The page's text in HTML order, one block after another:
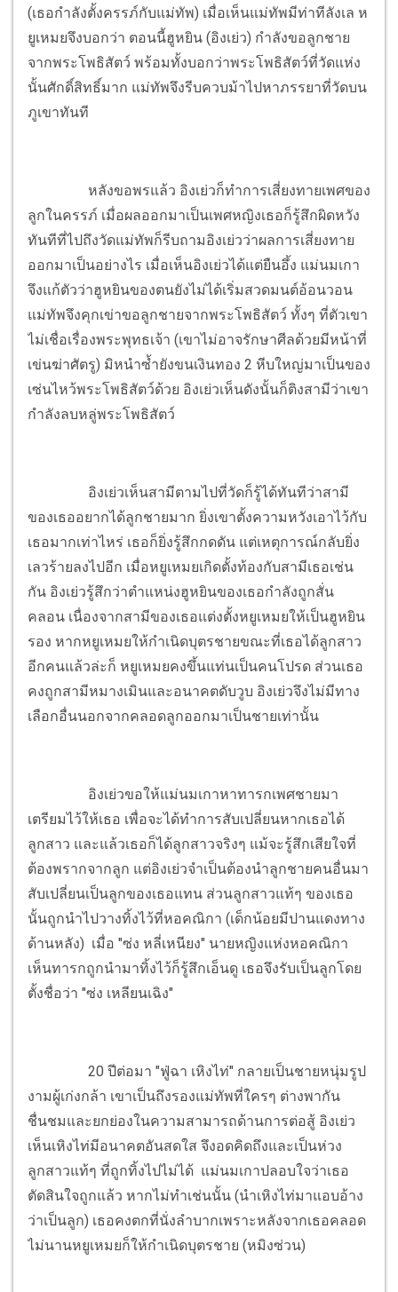
(เธอกำลังตั้งครรภ์กับแม่ทัพ) เมื่อเห็นแม่ทัพมีท่าทีลังเล ห
ยูเหมยจึงบอกว่า ตอนนี้ฮูหยิน (อิงเย่ว) กำลังขอลูกชาย
จากพระโพธิสัตว์ พร้อมทั้งบอกว่าพระโพธิสัตว์ที่วัดแห่ง
นั้นศักดิ์สิทธิ์มาก แม่ทัพจึงรีบควบม้าไปหาภรรยาที่วัดบน
ภูเขาทันที
หลังขอพรแล้ว อิงเย่วก็ทำการเสี่ยงทายเพศของ
ลูกในครรภ์ เมื่อผลออกมาเป็นเพศหญิงเธอก็รู้สึกผิดหวัง
ทันทีที่ไปถึงวัดแม่ทัพก็รีบถามอิงเย่วว่าผลการเสี่ยงทาย
ออกมาเป็นอย่างไร เมื่อเห็นอิงเย่วได้แต่ยืนอึ้ง แม่นมเกา
จึงแก้ตัวว่าฮูหยินของตนยังไม่ได้เริ่มสวดมนต์อ้อนวอน
แม่ทัพจึงคุกเข่าขอลูกชายจากพระโพธิสัตว์ ทั้งๆ ที่ตัวเขา
ไม่เชื่อเรื่องพระพุทธเจ้า (เขาไม่อาจรักษาศีลด้วยมีหน้าที่
เข่นฆ่าศัตรู) มิหนำซ้ำยังขนเงินทอง 2 หีบใหญ่มาเป็นของ
เซ่นไหว้พระโพธิสัตว์ด้วย อิงเย่วเห็นดังนั้นก็ติงสามีว่าเขา
กำลังลบหลู่พระโพธิสัตว์
อิงเย่วเห็นสามีตามไปที่วัดก็รู้ได้ทันทีว่าสามี
ของเธออยากได้ลูกชายมาก ยิ่งเขาตั้งความหวังเอาไว้กับ
เธอมากเท่าไหร่ เธอก็ยิ่งรู้สึกกดดัน แต่เหตุการณ์กลับยิ่ง
เลวร้ายลงไปอีก เมื่อหยูเหมยเกิดตั้งท้องกับสามีเธอเช่น
กัน อิงเย่วรู้สึกว่าตำแหน่งฮูหยินของเธอกำลังถูกสั่น
คลอน เนื่องจากสามีของเธอแต่งตั้งหยูเหมยให้เป็นฮูหยิน
รอง หากหยูเหมยให้กำเนิดบุตรชายขณะที่เธอได้ลูกสาว
อีกคนแล้วล่ะก็ หยูเหมยคงขึ้นแท่นเป็นคนโปรด ส่วนเธอ
คงถูกสามีหมางเมินและอนาคตดับวูบ อิงเย่วจึงไม่มีทาง
เลือกอื่นนอกจากคลอดลูกออกมาเป็นชายเท่านั้น
อิงเย่วขอให้แม่นมเกาหาทารกเพศชายมา
เตรียมไว้ให้เธอ เพื่อจะได้ทำการสับเปลี่ยนหากเธอได้
ลูกสาว และแล้วเธอก็ได้ลูกสาวจริงๆ แม้จะรู้สึกเสียใจที่
ต้องพรากจากลูก แต่อิงเย่วจำเป็นต้องนำลูกชายคนอื่นมา
สับเปลี่ยนเป็นลูกของเธอแทน ส่วนลูกสาวแท้ๆ ของเธอ
นั้นถูกนำไปวางทิ้งไว้ที่หอคณิกา (เด็กน้อยมีปานแดงทาง
ด้านหลัง) เมื่อ "ซ่ง หลี่เหนียง" นายหญิงแห่งหอคณิกา
เห็นทารกถูกนำมาทิ้งไว้ก็รู้สึกเอ็นดู เธอจึงรับเป็นลูกโดย
ตั้งชื่อว่า "ซ่ง เหลียนเฉิง"
20 ปีต่อมา "ฟู่ฉา เหิงไท่" กลายเป็นชายหนุ่มรูป
งามผู้เก่งกล้า เขาเป็นถึงรองแม่ทัพที่ใครๆ ต่างพากัน
ชื่นชมและยกย่องในความสามารถด้านการต่อสู้ อิงเย่ว
เห็นเหิงไท่มีอนาคตอันสดใส จึงอดคิดถึงและเป็นห่วง
ลูกสาวแท้ๆ ที่ถูกทิ้งไปไม่ได้ แม่นมเกาปลอบใจว่าเธอ
ตัดสินใจถูกแล้ว หากไม่ทำเช่นนั้น (นำเหิงไท่มาแอบอ้าง
ว่าเป็นลูก) เธอคงตกที่นั่งลำบากเพราะหลังจากเธอคลอด
ไม่นานหยูเหมยก็ให้กำเนิดบุตรชาย (หมิงซ่วน)